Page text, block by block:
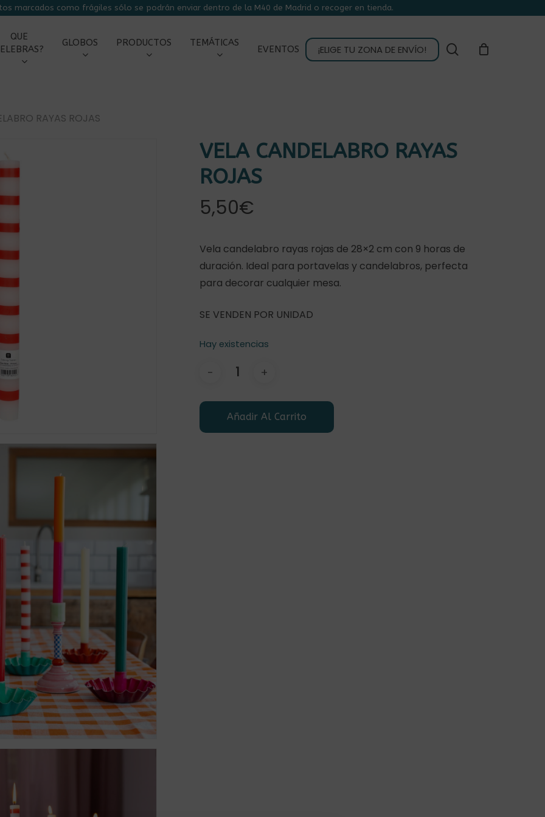
marcados como frágiles sólo se podrán enviar dentro de la M40 de Madrid o recoger en tienda.
QUE
GLOBOS PRODUCTOS TEMÁTICAS
EVENTOS ¡ELIGE TU ZONA DE ENVÍO! buscar
RAYAS ROJAS
VELA CANDELABRO RAYAS
ROJAS
5,50€
Vela candelabro rayas rojas de 28×2 cm con 9 horas de
duración. Ideal para portavelas y candelabros, perfecta
para decorar cualquier mesa.
SE VENDEN POR UNIDAD
Hay existencias
Añadir Al Carrito